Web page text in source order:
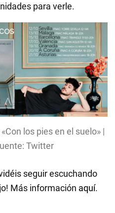
para verle.
los pies en el suelo» |
Twitter
seguir escuchando
Más información aquí.